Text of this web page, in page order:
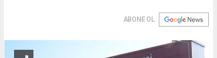
ABONE OL